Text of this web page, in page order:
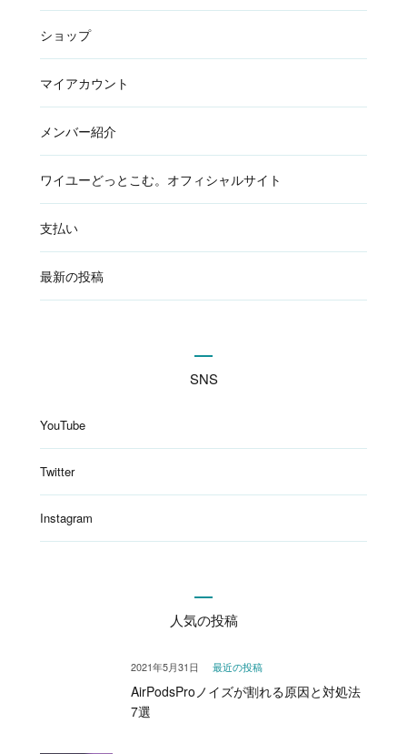
ショップ
マイアカウント
メンバー紹介
ワイユーどっとこむ。オフィシャルサイト
支払い
最新の投稿
SNS
YouTube
Twitter
Instagram
人気の投稿
最近の投稿
AirPodsProノイズが割れる原因と対処法
7選
2021年5月31日